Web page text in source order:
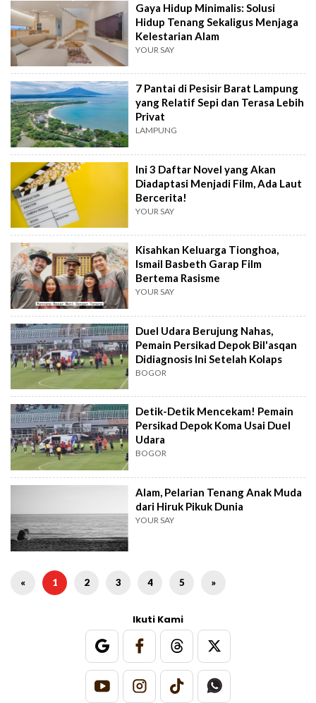
Gaya Hidup Minimalis: Solusi
Hidup Tenang Sekaligus Menjaga
Kelestarian Alam
YOUR SAY
7 Pantai di Pesisir Barat Lampung
yang Relatif Sepi dan Terasa Lebih
Privat
LAMPUNG
Ini 3 Daftar Novel yang Akan
Diadaptasi Menjadi Film, Ada Laut
Bercerita!
YOUR SAY
Kisahkan Keluarga Tionghoa,
Ismail Basbeth Garap Film
Bertema Rasisme
YOUR SAY
Duel Udara Berujung Nahas,
Pemain Persikad Depok Bil'asqan
Didiagnosis Ini Setelah Kolaps
BOGOR
Detik-Detik Mencekam! Pemain
Persikad Depok Koma Usai Duel
Udara
BOGOR
Alam, Pelarian Tenang Anak Muda
dari Hiruk Pikuk Dunia
YOUR SAY
« 1 2 3 4 5 »
Ikuti Kami